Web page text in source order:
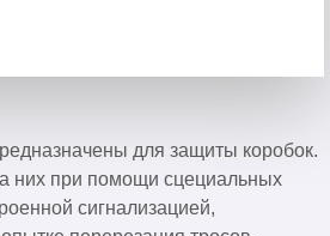
для защиты коробок.
них при помощи сцециальных
сигнализацией,